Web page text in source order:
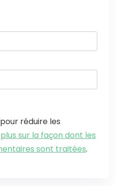
réduire les
sur la façon dont les
sont traitées.